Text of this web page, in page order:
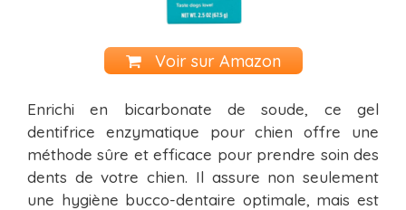
Voir sur Amazon
Enrichi en bicarbonate de soude, ce gel
dentifrice enzymatique pour chien offre une
méthode sûre et efficace pour prendre soin des
dents de votre chien. Il assure non seulement
une hygiène bucco-dentaire optimale, mais est